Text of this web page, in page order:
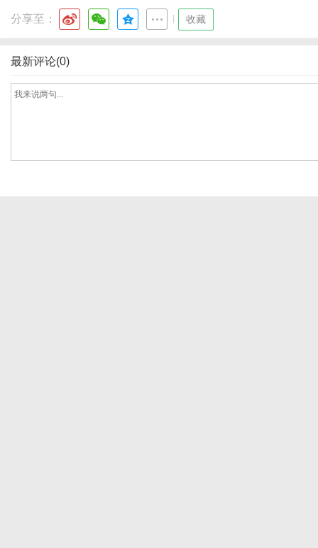
分享至： 收藏
最新评论(0)